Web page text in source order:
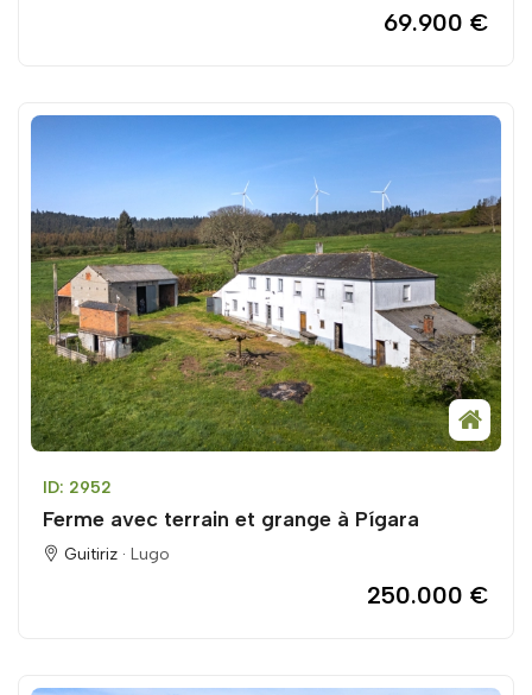
69.900 €
ID: 2952
Ferme avec terrain et grange à Pígara
Guitiriz · Lugo
250.000 €